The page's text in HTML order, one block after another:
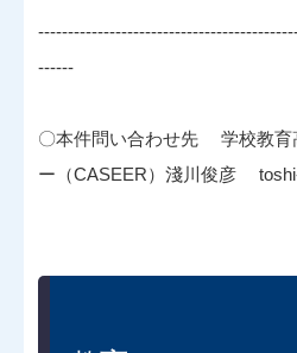
------
〇本件問い合わせ先 学校教育
ー（CASEER）淺川俊彦